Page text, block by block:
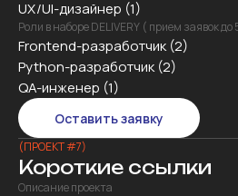
UX/UI-дизайнер (1)
Роли в наборе DELIVERY ( прием заявок до
Frontend-разработчик (2)
Python-разработчик (2)
QA-инженер (1)
Оставить заявку
(ПРОЕКТ #7)
Короткие ссылки
Описание проекта